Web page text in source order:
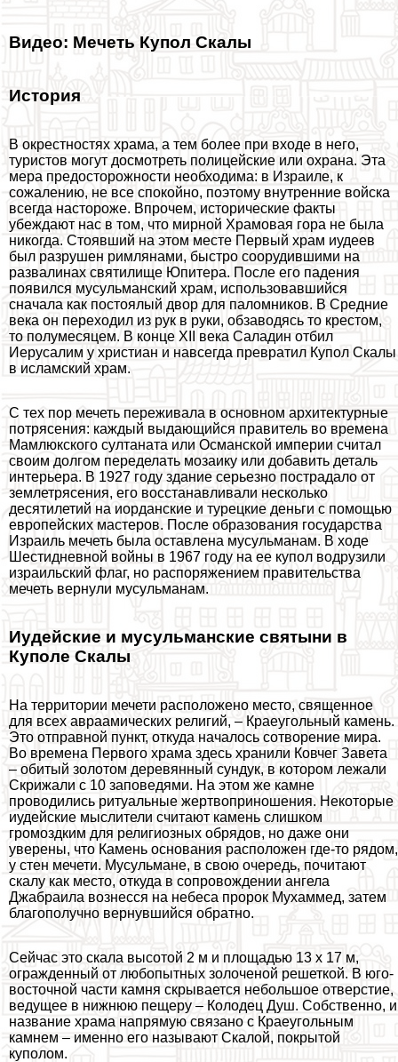
Видео: Мечеть Купол Скалы
История
В окрестностях храма, а тем более при входе в него,
туристов могут досмотреть полицейские или охрана. Эта
мера предосторожности необходима: в Израиле, к
сожалению, не все спокойно, поэтому внутренние войска
всегда настороже. Впрочем, исторические факты
убеждают нас в том, что мирной Храмовая гора не была
никогда. Стоявший на этом месте Первый храм иудеев
был разрушен римлянами, быстро соорудившими на
развалинах святилище Юпитера. После его падения
появился мусульманский храм, использовавшийся
сначала как постоялый двор для паломников. В Средние
века он переходил из рук в руки, обзаводясь то крестом,
то полумесяцем. В конце XII века Саладин отбил
Иерусалим у христиан и навсегда превратил Купол Скалы
в исламский храм.
С тех пор мечеть переживала в основном архитектурные
потрясения: каждый выдающийся правитель во времена
Мамлюкского султаната или Османской империи считал
своим долгом переделать мозаику или добавить деталь
интерьера. В 1927 году здание серьезно пострадало от
землетрясения, его восстанавливали несколько
десятилетий на иорданские и турецкие деньги с помощью
европейских мастеров. После образования государства
Израиль мечеть была оставлена мусульманам. В ходе
Шестидневной войны в 1967 году на ее купол водрузили
израильский флаг, но распоряжением правительства
мечеть вернули мусульманам.
Иудейские и мусульманские святыни в
Куполе Скалы
На территории мечети расположено место, священное
для всех авраамических религий, – Краеугольный камень.
Это отправной пункт, откуда началось сотворение мира.
Во времена Первого храма здесь хранили Ковчег Завета
– обитый золотом деревянный сундук, в котором лежали
Скрижали с 10 заповедями. На этом же камне
проводились ритуальные жертвоприношения. Некоторые
иудейские мыслители считают камень слишком
громоздким для религиозных обрядов, но даже они
уверены, что Камень основания расположен где-то рядом,
у стен мечети. Мусульмане, в свою очередь, почитают
скалу как место, откуда в сопровождении ангела
Джабраила вознесся на небеса пророк Мухаммед, затем
благополучно вернувшийся обратно.
Сейчас это скала высотой 2 м и площадью 13 х 17 м,
огражденный от любопытных золоченой решеткой. В юго-
восточной части камня скрывается небольшое отверстие,
ведущее в нижнюю пещеру – Колодец Душ. Собственно, и
название храма напрямую связано с Краеугольным
камнем – именно его называют Скалой, покрытой
куполом.